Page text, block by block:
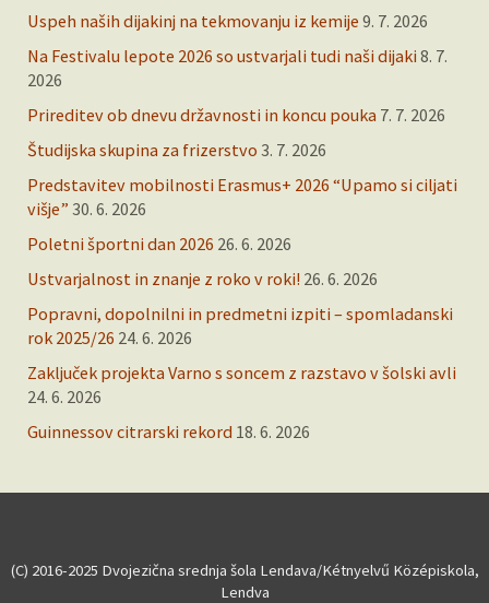
Uspeh naših dijakinj na tekmovanju iz kemije 9. 7. 2026
Na Festivalu lepote 2026 so ustvarjali tudi naši dijaki 8. 7.
2026
Prireditev ob dnevu državnosti in koncu pouka 7. 7. 2026
Študijska skupina za frizerstvo 3. 7. 2026
Predstavitev mobilnosti Erasmus+ 2026 “Upamo si ciljati
višje” 30. 6. 2026
Poletni športni dan 2026 26. 6. 2026
Ustvarjalnost in znanje z roko v roki! 26. 6. 2026
Popravni, dopolnilni in predmetni izpiti – spomladanski
rok 2025/26 24. 6. 2026
Zaključek projekta Varno s soncem z razstavo v šolski avli
24. 6. 2026
Guinnessov citrarski rekord 18. 6. 2026
(C) 2016-2025 Dvojezična srednja šola Lendava/Kétnyelvű Középiskola,
Lendva